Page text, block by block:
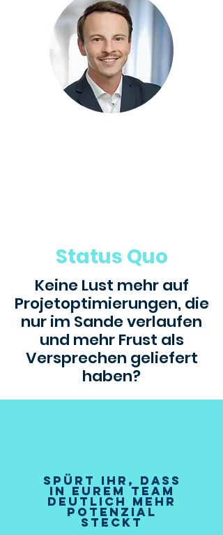
Status Quo
Keine Lust mehrauf
Projetoptimierungen, die
nur im Sande verlaufen
und mehr Frust als
Versprechen geliefert
haben?
Spürt Ihr, dass
in Eurem Team
deutlich mehr
Potenzial
steckt